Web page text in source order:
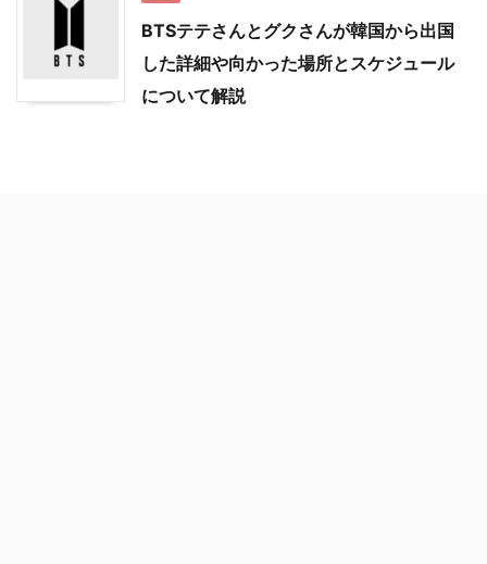
BTSテテさんとグクさんが韓国から出国
した詳細や向かった場所とスケジュール
について解説